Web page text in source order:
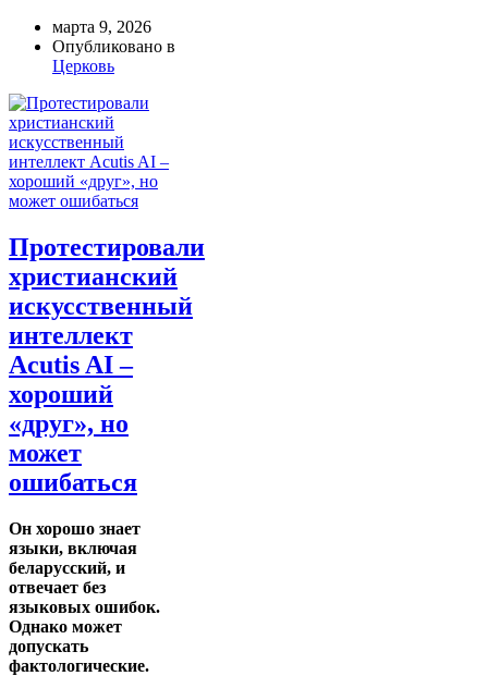
марта 9, 2026
Опубликовано в
Церковь
Протестировали
христианский
искусственный
интеллект
Acutis AI –
хороший
«друг», но
может
ошибаться
Он хорошо знает
языки, включая
беларусский, и
отвечает без
языковых ошибок.
Однако может
допускать
фактологические.